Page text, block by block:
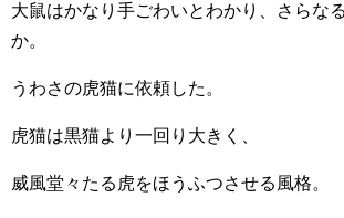
大鼠はかなり手ごわいとわかり、さらな
か。
うわさの虎猫に依頼した。
虎猫は黒猫より一回り大きく、
威風堂々たる虎をほうふつさせる風格。